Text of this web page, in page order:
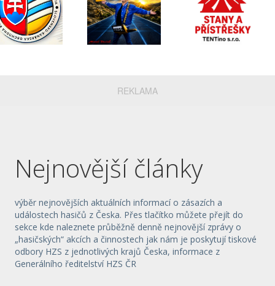
REKLAMA
Nejnovější články
výběr nejnovějších aktuálních informací o zásazích a
událostech hasičů z Česka. Přes tlačítko můžete přejít do
sekce kde naleznete průběžně denně nejnovější zprávy o
„hasičských“ akcích a činnostech jak nám je poskytují tiskové
odbory HZS z jednotlivých krajů Česka, informace z
Generálního ředitelství HZS ČR